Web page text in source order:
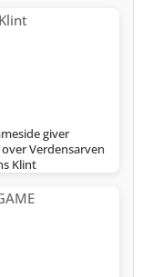
giver
Verdensarven
Klint